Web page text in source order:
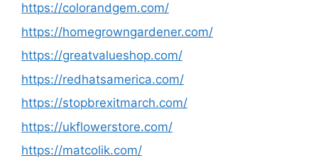
https://colorandgem.com/
https://homegrowngardener.com/
https://greatvalueshop.com/
https://redhatsamerica.com/
https://stopbrexitmarch.com/
https://ukflowerstore.com/
https://matcolik.com/